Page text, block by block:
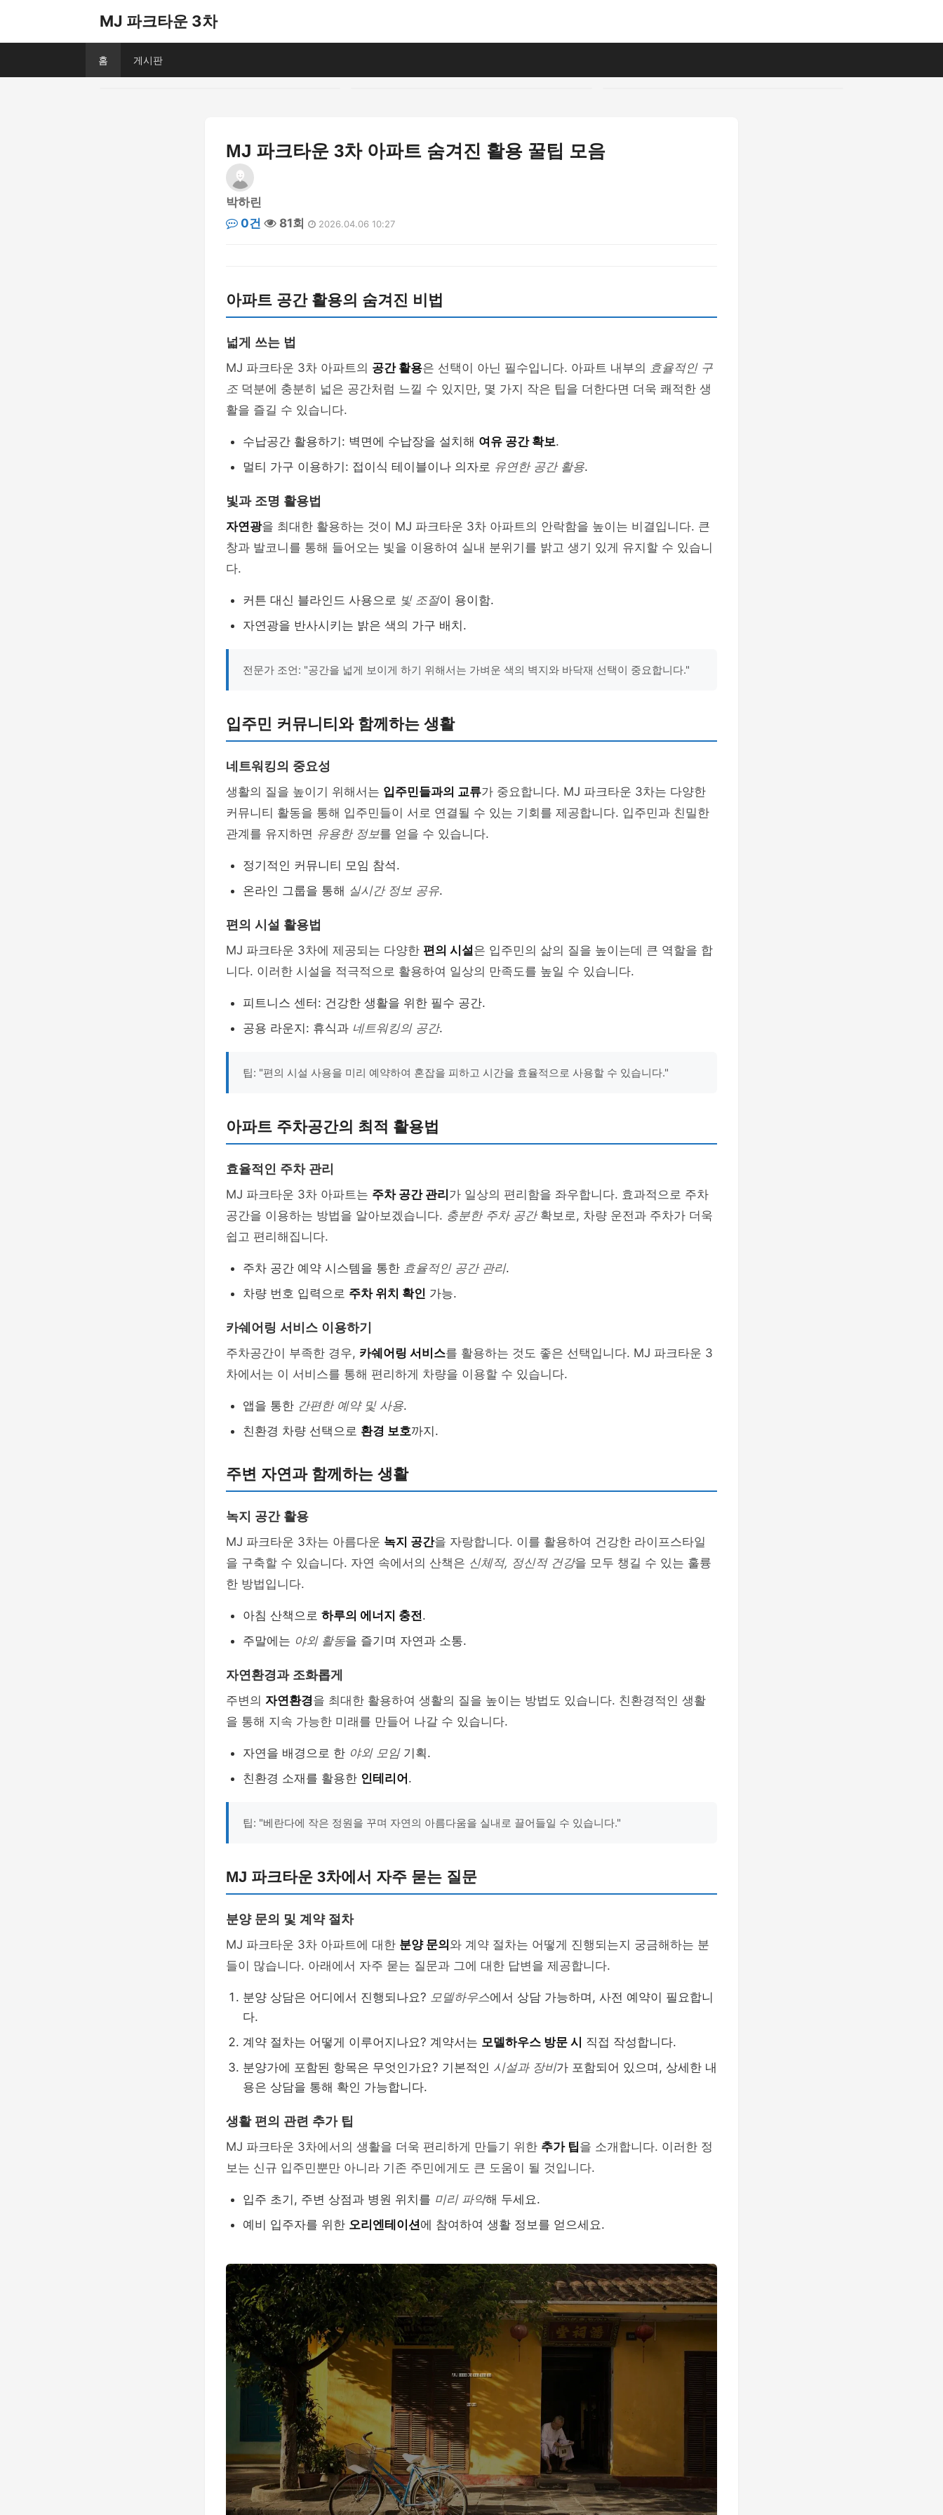
MJ 파크타운 3차
홈 게시판
MJ 파크타운 3차 아파트 숨겨진 활용 꿀팁 모음
박하린
0건
81회 2026.04.06 10:27
아파트 공간 활용의 숨겨진 비법
넓게 쓰는 법
MJ 파크타운 3차 아파트의 공간 활용은 선택이 아닌 필수입니다. 아파트 내부의 효율적인 구
조 덕분에 충분히 넓은 공간처럼 느낄 수 있지만, 몇 가지 작은 팁을 더한다면 더욱 쾌적한 생
활을 즐길 수 있습니다.
수납공간 활용하기: 벽면에 수납장을 설치해 여유 공간 확보.
멀티 가구 이용하기: 접이식 테이블이나 의자로 유연한 공간 활용.
빛과 조명 활용법
자연광을 최대한 활용하는 것이 MJ 파크타운 3차 아파트의 안락함을 높이는 비결입니다. 큰
창과 발코니를 통해 들어오는 빛을 이용하여 실내 분위기를 밝고 생기 있게 유지할 수 있습니
다.
커튼 대신 블라인드 사용으로 빛 조절이 용이함.
자연광을 반사시키는 밝은 색의 가구 배치.
전문가 조언: "공간을 넓게 보이게 하기 위해서는 가벼운 색의 벽지와 바닥재 선택이 중요합니다."
입주민 커뮤니티와 함께하는 생활
네트워킹의 중요성
생활의 질을 높이기 위해서는 입주민들과의 교류가 중요합니다. MJ 파크타운 3차는 다양한
커뮤니티 활동을 통해 입주민들이 서로 연결될 수 있는 기회를 제공합니다. 입주민과 친밀한
관계를 유지하면 유용한 정보를 얻을 수 있습니다.
정기적인 커뮤니티 모임 참석.
온라인 그룹을 통해 실시간 정보 공유.
편의 시설 활용법
MJ 파크타운 3차에 제공되는 다양한 편의 시설은 입주민의 삶의 질을 높이는데 큰 역할을 합
니다. 이러한 시설을 적극적으로 활용하여 일상의 만족도를 높일 수 있습니다.
피트니스 센터: 건강한 생활을 위한 필수 공간.
공용 라운지: 휴식과 네트워킹의 공간.
팁: "편의 시설 사용을 미리 예약하여 혼잡을 피하고 시간을 효율적으로 사용할 수 있습니다."
아파트 주차공간의 최적 활용법
효율적인 주차 관리
MJ 파크타운 3차 아파트는 주차 공간 관리 가 일상의 편리함을 좌우합니다. 효과적으로 주차
공간을 이용하는 방법을 알아보겠습니다. 충분한 주차 공간확보로, 차량 운전과 주차가 더욱
쉽고 편리해집니다.
주차 공간 예약 시스템을 통한 효율적인 공간 관리.
차량 번호 입력으로 주차 위치 확인 가능.
카쉐어링 서비스 이용하기
주차공간이 부족한 경우, 카쉐어링 서비스를 활용하는 것도 좋은 선택입니다. MJ 파크타운 3
차에서는 이 서비스를 통해 편리하게 차량을 이용할 수 있습니다.
앱을 통한 간편한 예약 및 사용.
친환경 차량 선택으로 환경 보호까지.
주변 자연과 함께하는 생활
녹지 공간 활용
MJ 파크타운 3차는 아름다운 녹지 공간을 자랑합니다. 이를 활용하여 건강한 라이프스타일
을 구축할 수 있습니다. 자연 속에서의 산책은 신체적, 정신적 건강을 모두 챙길 수 있는 훌륭
한 방법입니다.
아침 산책으로 하루의 에너지 충전.
주말에는 야외 활동을 즐기며 자연과 소통.
자연환경과 조화롭게
주변의 자연환경을 최대한 활용하여 생활의 질을 높이는 방법도 있습니다. 친환경적인 생활
을 통해 지속 가능한 미래를 만들어 나갈 수 있습니다.
자연을 배경으로 한 야외 모임기획.
친환경 소재를 활용한 인테리어 .
팁: "베란다에 작은 정원을 꾸며 자연의 아름다움을 실내로 끌어들일 수 있습니다."
MJ 파크타운 3차에서 자주 묻는 질문
분양 문의 및 계약 절차
MJ 파크타운 3차 아파트에 대한 분양 문의 와 계약 절차는 어떻게 진행되는지 궁금해하는 분
들이 많습니다. 아래에서 자주 묻는 질문과 그에 대한 답변을 제공합니다.
분양 상담은 어디에서 진행되나요? 모델하우스에서 상담 가능하며, 사전 예약이 필요합니
다.
계약 절차는 어떻게 이루어지나요? 계약서는 모델하우스 방문 시 직접 작성합니다.
분양가에 포함된 항목은 무엇인가요? 기본적인 시설과 장비가 포함되어 있으며, 상세한 내
용은 상담을 통해 확인 가능합니다.
생활 편의 관련 추가 팁
MJ 파크타운 3차에서의 생활을 더욱 편리하게 만들기 위한 추가 팁을 소개합니다. 이러한 정
보는 신규 입주민뿐만 아니라 기존 주민에게도 큰 도움이 될 것입니다.
입주 초기, 주변 상점과 병원 위치를 미리 파악해 두세요.
예비 입주자를 위한 오리엔테이션에 참여하여 생활 정보를 얻으세요.